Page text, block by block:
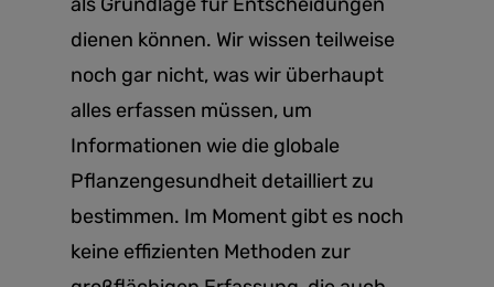
dienen können. Wir wissen teilweise
noch gar nicht, was wir überhaupt
alles erfassen müssen, um
Informationen wie die globale
Pflanzengesundheit detailliert zu
bestimmen. Im Moment gibt es noch
keine effizienten Methoden zur